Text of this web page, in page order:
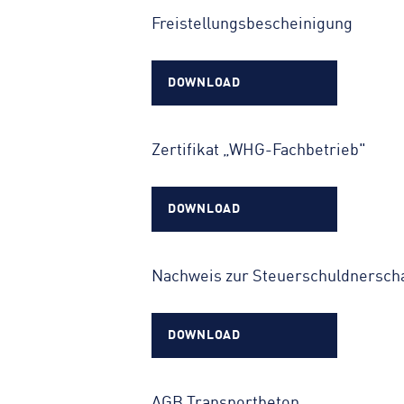
Freistellungsbescheinigung
DOWNLOAD
Zertifikat „WHG-Fachbetrieb"
DOWNLOAD
Nachweis zur
DOWNLOAD